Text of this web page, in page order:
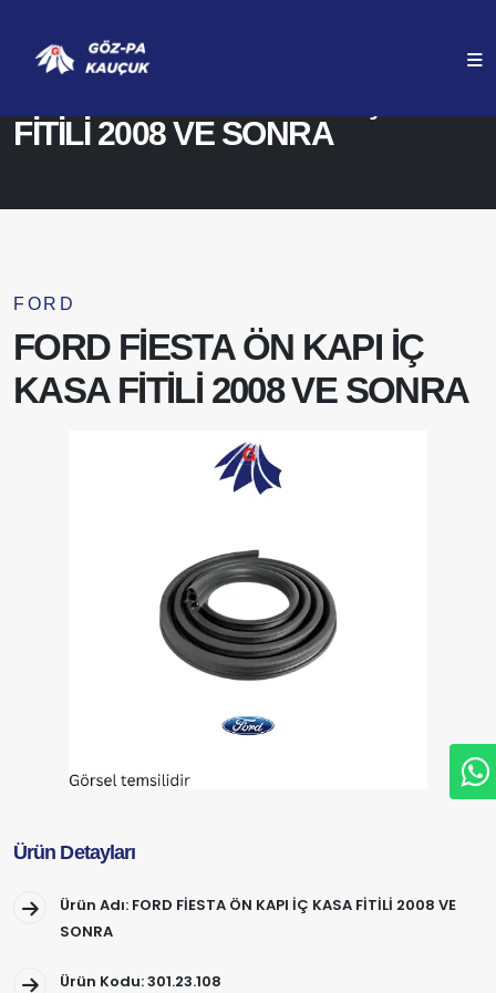
FİTİLİ 2008 VE SONRA
ANASAYFA ÜRÜNLERIMIZ
FORD
FORD FİESTA ÖN KAPI İÇ
KASA FİTİLİ 2008 VE SONRA
Ürün Detayları
Ürün Adı: FORD FİESTA ÖN KAPI İÇ KASA FİTİLİ 2008 VE
SONRA
Ürün Kodu: 301.23.108